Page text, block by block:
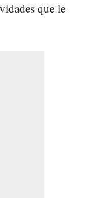
que le